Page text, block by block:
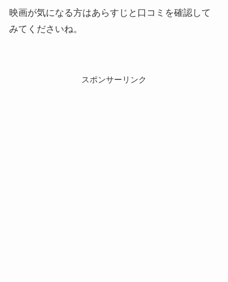
映画が気になる方はあらすじと口コミを確認して
みてくださいね。
スポンサーリンク